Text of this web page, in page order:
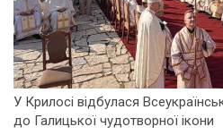
У Крилосі відбулася
до Галицької чудотворної ікони